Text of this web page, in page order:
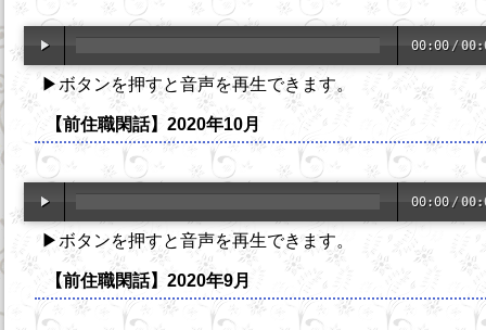
00:00 /
▶ボタンを押すと音声を再生できます。
【前住職閑話】2020年10月
00:00 /
▶ボタンを押すと音声を再生できます。
【前住職閑話】2020年9月